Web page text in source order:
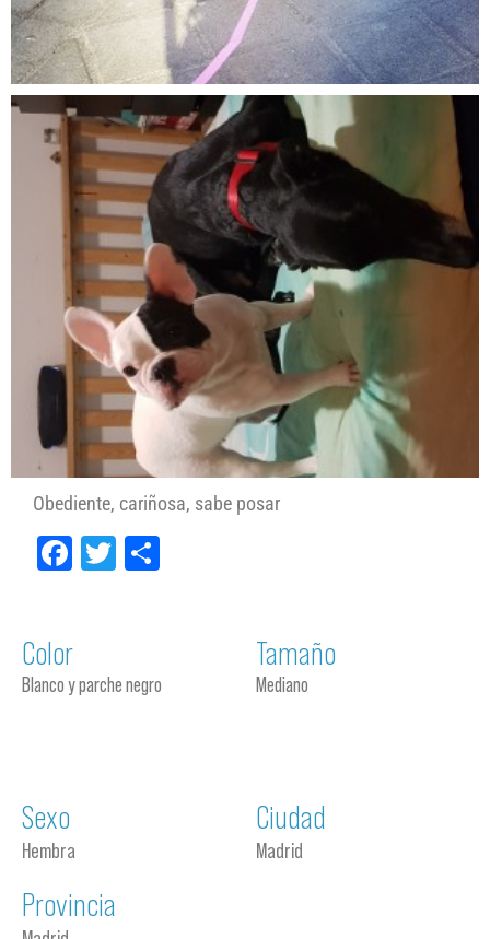
Obediente, cariñosa, sabe posar
Facebook
Twitter
Color
Blanco y parche negro
Tamaño
Mediano
Sexo
Hembra
Ciudad
Madrid
Provincia